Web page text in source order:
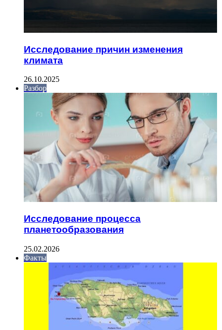
Исследование причин изменения
климата
26.10.2025
Разбор
Исследование процесса
планетообразования
25.02.2026
Факты